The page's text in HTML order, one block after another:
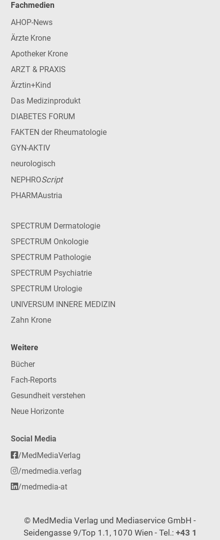
Fachmedien
AHOP-News
Ärzte Krone
Apotheker Krone
ARZT & PRAXIS
Ärztin+Kind
Das Medizinprodukt
DIABETES FORUM
FAKTEN der Rheumatologie
GYN-AKTIV
neurologisch
NEPHROScript
PHARMAustria
SPECTRUM Dermatologie
SPECTRUM Onkologie
SPECTRUM Pathologie
SPECTRUM Psychiatrie
SPECTRUM Urologie
UNIVERSUM INNERE MEDIZIN
Zahn Krone
Weitere
Bücher
Fach-Reports
Gesundheit verstehen
Neue Horizonte
Social Media
/MedMediaVerlag
/medmedia.verlag
/medmedia-at
© MedMedia Verlag und Mediaservice GmbH -
Seidengasse 9/Top 1.1, 1070 Wien - Tel.: +43 1